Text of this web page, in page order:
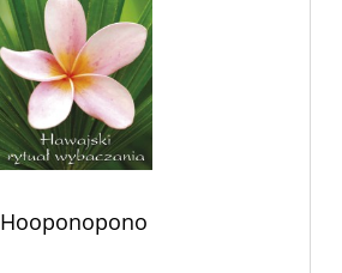
Hooponopono